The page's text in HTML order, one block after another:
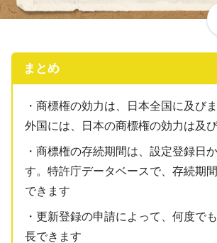
まとめ
・商標権の効力は、日本全国に及び
外国には、日本の商標権の効力は及
・商標権の存続期間は、設定登録日
す。特許庁データベースで、存続期
できます
・更新登録の申請によって、何度で
長できます